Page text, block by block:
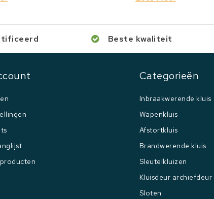
Beste kwaliteit
Categorieën
Inbraakwerende kluis
Wapenkluis
Afstortkluis
Brandwerende kluis
Sleutelkluizen
Kluisdeur archiefdeur
Sloten